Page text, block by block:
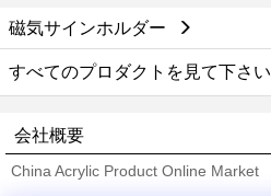
磁気サインホルダー
すべてのプロダクトを見て下さい
会社概要
China Acrylic Product Online Market